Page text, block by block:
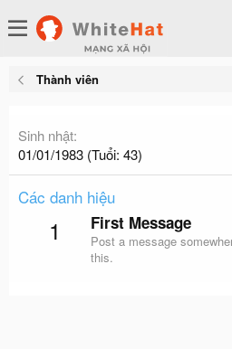
Thành viên
Sinh nhật
01/01/1983 (Tuổi: 43)
Các danh hiệu
1 First Message
Post a message
this.